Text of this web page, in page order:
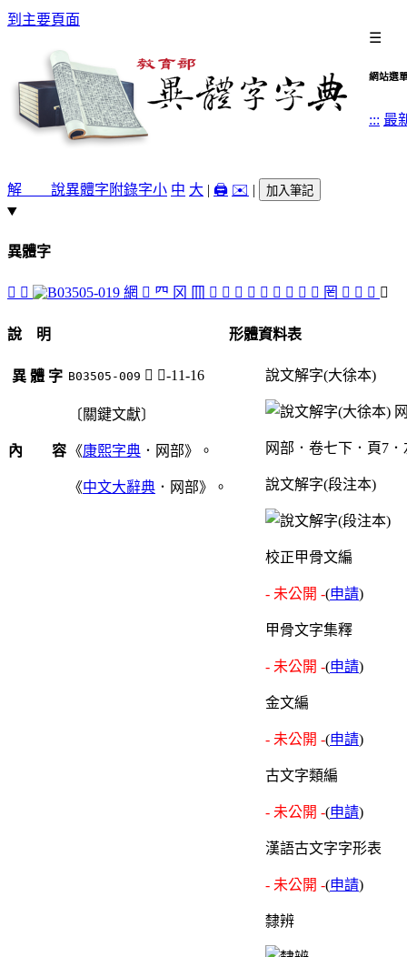
到主要頁面
☰
網站選
::: 最
解 說異體字 附錄字小 中 大 | 🖨️ ✉️ | 加入筆記
異體字
𠕃 𠕈 網 󸖌 𦉪 冈 𦉫 󴢨 󸖊 𦉳 𦉯 󸖏 󸖎 𦉮 󸖋 󸖍 罔 𦉸 󴢬 󸖐 𦌅
說 明
異 體 字 B03505-009 𦌅 网-11-16
內 容
〔關鍵文獻〕
《康熙字典 ．网部》。
《中文大辭典 ．网部》。
形體資料表
說文解字(大徐本)
网部．卷七下．頁7．
說文解字(段注本)
校正甲骨文編
- 未公開 -(申請)
甲骨文字集釋
- 未公開 -(申請)
金文編
- 未公開 -(申請)
古文字類編
- 未公開 -(申請)
漢語古文字字形表
- 未公開 -(申請)
隸辨